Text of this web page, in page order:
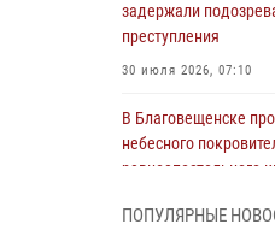
задержали
преступления
30 июля 2026, 07:10
В Благовещенске
небесного
равноапостольного
ПОПУЛЯРНЫЕ